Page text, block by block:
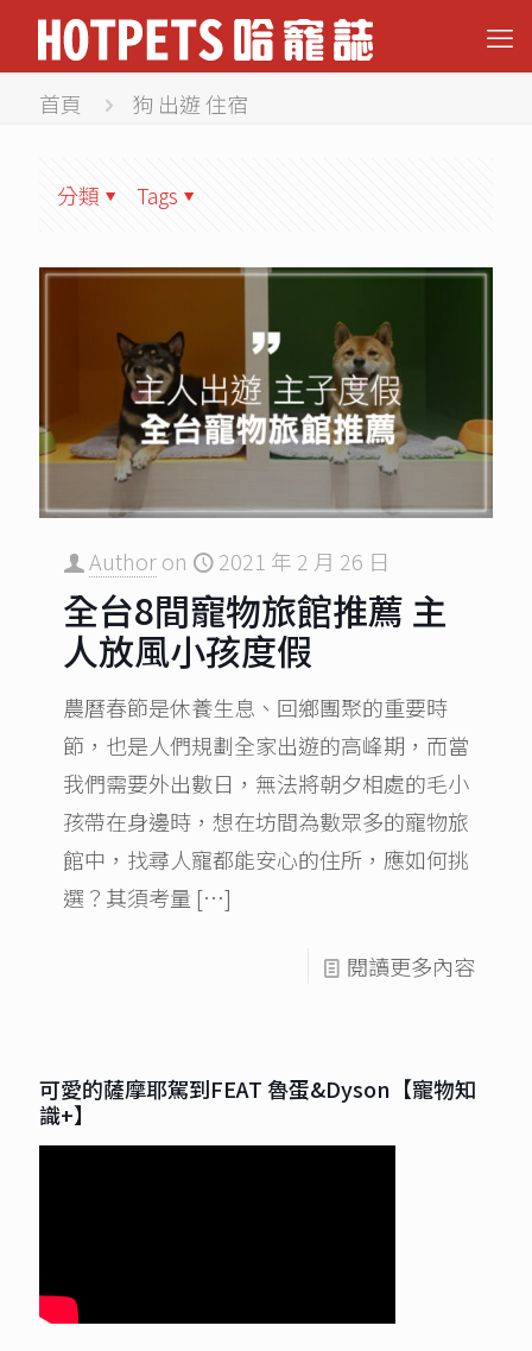
首頁 狗 出遊 住宿
分類 Tags
Authoron 2021 年 2 月 26 日
全台8間寵物旅館推薦 主
人放風小孩度假
農曆春節是休養生息、回鄉團聚的重要時
節，也是人們規劃全家出遊的高峰期，而當
我們需要外出數日，無法將朝夕相處的毛小
孩帶在身邊時，想在坊間為數眾多的寵物旅
館中，找尋人寵都能安心的住所，應如何挑
選？其須考量 […]
閱讀更多內容
可愛的薩摩耶駕到FEAT 魯蛋&Dyson【寵物知
識+】